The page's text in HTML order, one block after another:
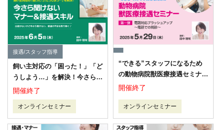
接遇/スタッフ指導
飼い主対応の「困った！」「ど
うしよう…」を解決！今さら聞
けないマナー＆接遇スキル
オンラインセミナー
開催終了
“できる”スタッフになるため
の動物病院獣医療接遇セミナー
シリーズ 第1弾
オンラインセミナー
開催終了